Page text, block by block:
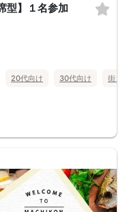
型】１名参加
20代向け 30代向け 街コ